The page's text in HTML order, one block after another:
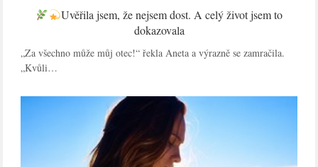
Uvěřila jsem, že nejsem dost. A celý život jsem to
dokazovala
„Za všechno může můj otec!“ řekla Aneta a výrazně se zamračila.
„Kvůli…